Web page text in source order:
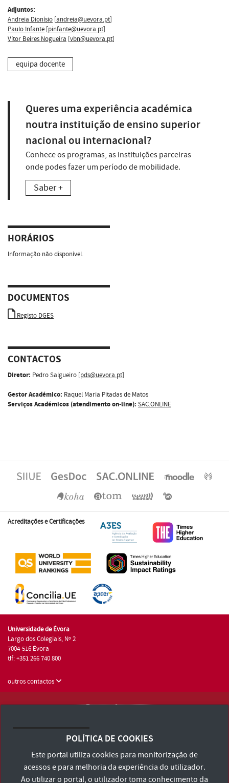
Adjuntos:
Andreia Dionísio [andreia@uevora.pt]
Paulo Infante [pinfante@uevora.pt]
Vítor Beires Nogueira [vbn@uevora.pt]
equipa docente
Queres uma experiência académica
noutra instituição de ensino superior
nacional ou internacional?
Conhece os programas, as instituições parceiras
onde podes fazer um período de mobilidade.
Saber +
HORÁRIOS
Informação não disponível.
DOCUMENTOS
Registo DGES
CONTACTOS
Diretor: Pedro Salgueiro [pds@uevora.pt]
Gestor Académico: Raquel Maria Pitadas de Matos
Serviços Académicos (atendimento on-line): SAC.ONLINE
Acreditações e Certificações
Universidade de Évora
Largo dos Colegiais, Nº 2
7004-516 Évora
tlf: +351 266 740 800
outros contactos
Consulte os Termos e Condições e Política de Privacidade
Declaração de Acessibilidade
POLÍTICA DE COOKIES
Este portal utiliza cookies para monitorização de
acessos e para melhoria da experiência do utilizador.
Ao utilizar o portal, o utilizador toma conhecimento da